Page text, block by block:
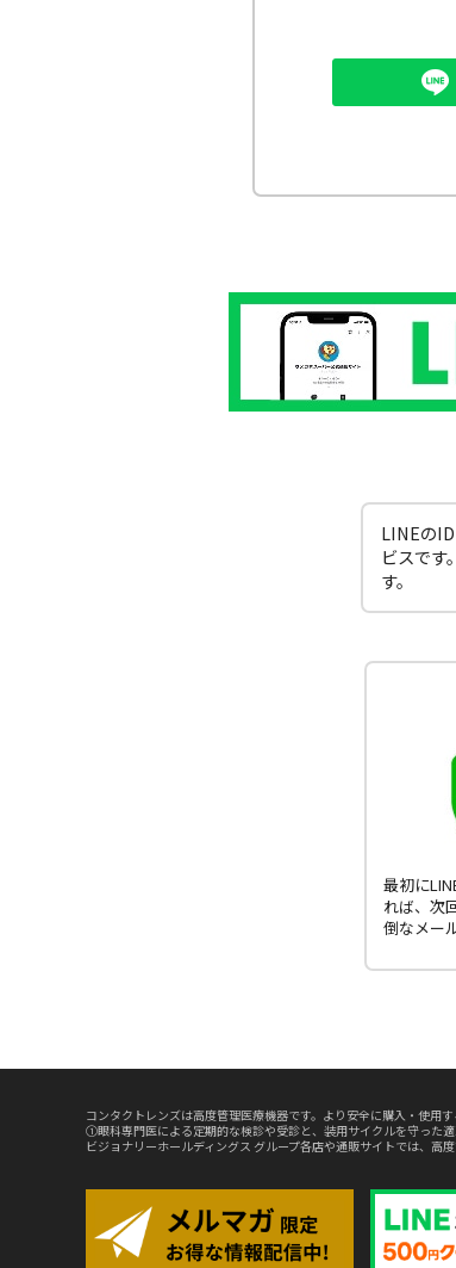
LINEの
ビスです
す。
最初に
れば、次
倒なメー
コンタクトレンズは高度管理医療機器です。より安全に購入・使用
①眼科専門医による定期的な検診や受診と、装用サイクルを守っ
ビジョナリーホールディングス グループ各店や通販サイトでは、高